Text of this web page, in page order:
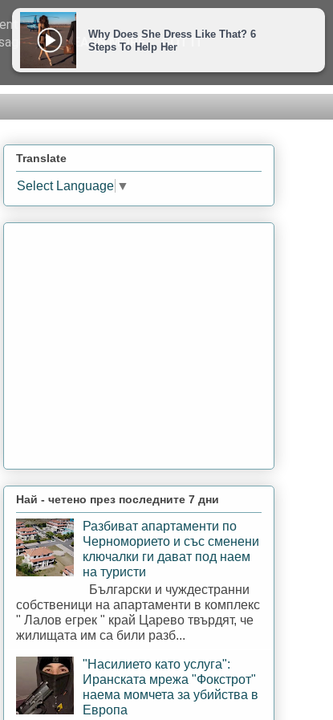
Translate
Select Language ▼
Най - четено през последните 7 дни
Разбиват апартаменти по
Черноморието и със сменени
ключалки ги дават под наем
на туристи
Български и чуждестранни
собственици на апартаменти в комплекс
" Лалов егрек " край Царево твърдят, че
жилищата им са били разб...
"Насилието като услуга":
Иранската мрежа "Фокстрот"
наема момчета за убийства в
Европа
LEARN MORE GOT IT